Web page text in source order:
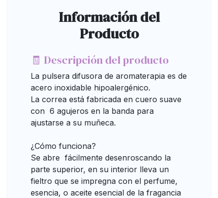
Información del
Producto
🧾 Descripción del producto
La pulsera difusora de aromaterapia es de
acero inoxidable hipoalergénico.
La correa está fabricada en cuero suave
con 6 agujeros en la banda para
ajustarse a su muñeca.
¿Cómo funciona?
Se abre fácilmente desenroscando la
parte superior, en su interior lleva un
fieltro que se impregna con el perfume,
esencia, o aceite esencial de la fragancia